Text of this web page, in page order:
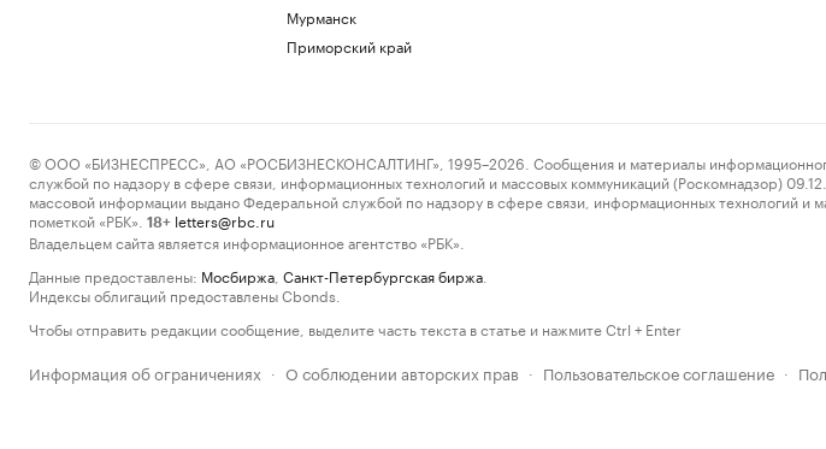
Мурманск
Приморский край
© ООО «БИЗНЕСПРЕСС», АО «РОСБИЗНЕСКОНСАЛТИНГ», 1995–2026. Сообщения и материалы информационного
службой по надзору в сфере связи, информационных технологий и массовых коммуникаций (Роскомнадзор)
массовой информации выдано Федеральной службой по надзору в сфере связи, информационных технологий
пометкой «РБК».
18+ letters@rbc.ru
Владельцем сайта является информационное агентство «РБК».
Данные предоставлены: Мосбиржа Санкт-Петербургская биржа
Индексы облигаций предоставлены Cbonds.
Чтобы отправить редакции сообщение, выделите часть текста в статье и нажмите Ctrl + Enter
Информация об ограничениях · О соблюдении авторских прав · Пользовательское соглашение ·